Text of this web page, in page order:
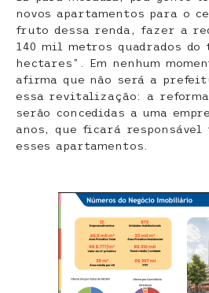
novos apartamentos para o
fruto dessa renda, fazer a
140 mil metros quadrados do
hectares”. Em nenhum
afirma que não será a
essa revitalização: a
serão concedidas a uma
anos, que ficará responsável
esses apartamentos.